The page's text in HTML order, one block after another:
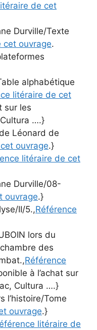
de cet
Durville/Texte
cet ouvrage.
alphabétique
litéraire de cet
sur les
….}
Léonard de
ouvrage.}
litéraire de cet
Durville/08-
ouvrage.}
II/5.,Référence
lors du
des
Référence
à l’achat sur
Cultura ….}
l’histoire/Tome
ouvrage.}
litéraire de